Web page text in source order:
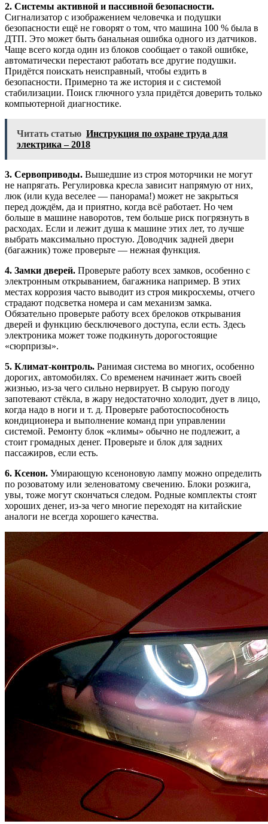
2. Системы активной и пассивной безопасности.
Сигнализатор с изображением человечка и подушки
безопасности ещё не говорят о том, что машина 100 % была в
ДТП. Это может быть банальная ошибка одного из датчиков.
Чаще всего когда один из блоков сообщает о такой ошибке,
автоматически перестают работать все другие подушки.
Придётся поискать неисправный, чтобы ездить в
безопасности. Примерно та же история и с системой
стабилизации. Поиск глючного узла придётся доверить только
компьютерной диагностике.
Читать статью Инструкция по охране труда для
электрика – 2018
3. Сервоприводы. Вышедшие из строя моторчики не могут
не напрягать. Регулировка кресла зависит напрямую от них,
люк (или куда веселее — панорама!) может не закрыться
перед дождём, да и приятно, когда всё работает. Но чем
больше в машине наворотов, тем больше риск погрязнуть в
расходах. Если и лежит душа к машине этих лет, то лучше
выбрать максимально простую. Доводчик задней двери
(багажник) тоже проверьте — нежная функция.
4. Замки дверей. Проверьте работу всех замков, особенно с
электронным открыванием, багажника например. В этих
местах коррозия часто выводит из строя микросхемы, отчего
страдают подсветка номера и сам механизм замка.
Обязательно проверьте работу всех брелоков открывания
дверей и функцию бесключевого доступа, если есть. Здесь
электроника может тоже подкинуть дорогостоящие
«сюрпризы».
5. Климат-контроль. Ранимая система во многих, особенно
дорогих, автомобилях. Со временем начинает жить своей
жизнью, из-за чего сильно нервирует. В сырую погоду
запотевают стёкла, в жару недостаточно холодит, дует в лицо,
когда надо в ноги и т. д. Проверьте работоспособность
кондиционера и выполнение команд при управлении
системой. Ремонту блок «климы» обычно не подлежит, а
стоит громадных денег. Проверьте и блок для задних
пассажиров, если есть.
6. Ксенон. Умирающую ксеноновую лампу можно определить
по розоватому или зеленоватому свечению. Блоки розжига,
увы, тоже могут скончаться следом. Родные комплекты стоят
хороших денег, из-за чего многие переходят на китайские
аналоги не всегда хорошего качества.